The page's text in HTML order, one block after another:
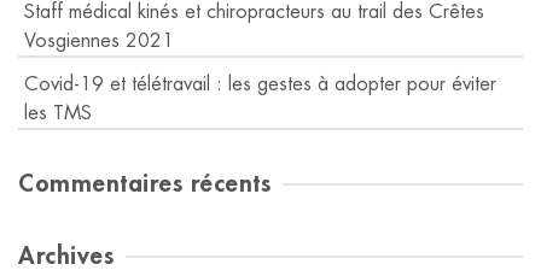
Staff médical kinés et chiropracteurs au trail des Crêtes
Vosgiennes 2021
Covid-19 et télétravail : les gestes à adopter pour éviter
les TMS
Commentaires récents
Archives